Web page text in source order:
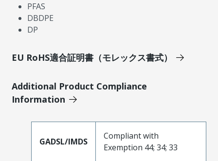
PFAS
DBDPE
DP
EU RoHS適合証明書（モレックス書式）
Additional Product Compliance
Information
GADSL/IMDS
Compliant with
Exemption 44; 34; 33